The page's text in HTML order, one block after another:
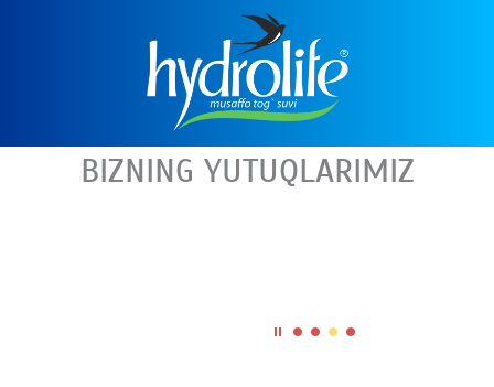
BIZNING YUTUQLARIMIZ